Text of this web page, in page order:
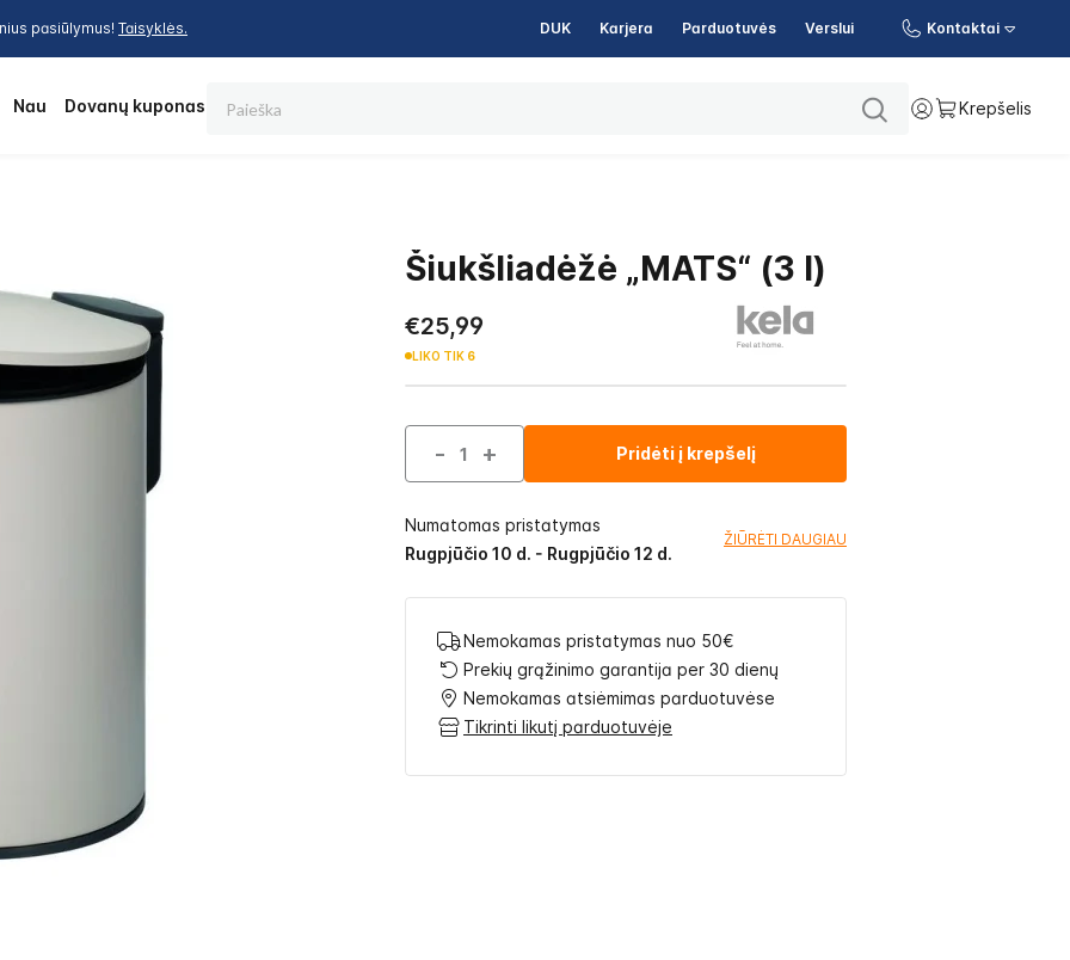
pasiūlymus! Taisyklės. DUK Karjera Parduotuvės Verslui Kontaktai
Nauja Dovanų kuponas Krepšelis
Šiukšliadėžė „MATS“ (3 l)
€25,99
LIKO TIK 6
- + Pridėti į krepšelį
Numatomas pristatymas
Rugpjūčio 10 d. - Rugpjūčio 12 d.
ŽIŪRĖTI DAUGIAU
Nemokamas pristatymas nuo 50€
Prekių grąžinimo garantija per 30 dienų
Nemokamas atsiėmimas parduotuvėse
Tikrinti likutį parduotuvėje